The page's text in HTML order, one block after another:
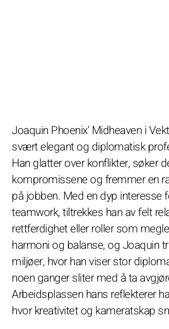
Joaquin Phoenix' Midheaven i
svært elegant og diplomatisk
Han glatter over konflikter, søker
kompromissene og fremmer en
på jobben. Med en dyp interesse
teamwork, tiltrekkes han av felt
rettferdighet eller roller som
harmoni og balanse, og Joaquin
miljøer, hvor han viser stor
noen ganger sliter med å ta
Arbeidsplassen hans reflekterer
hvor kreativitet og kameratskap